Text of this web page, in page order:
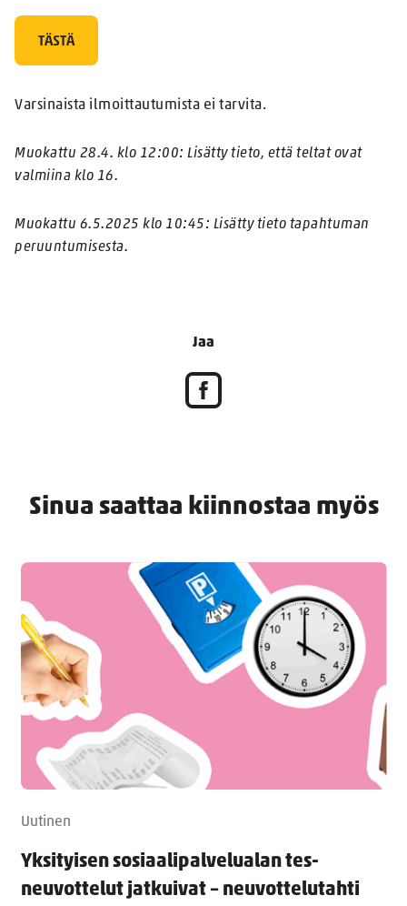
TÄSTÄ
Varsinaista ilmoittautumista ei tarvita.
Muokattu 28.4. klo 12:00: Lisätty tieto, että teltat ovat
valmiina klo 16.
Muokattu 6.5.2025 klo 10:45: Lisätty tieto tapahtuman
peruuntumisesta.
Jaa
Sinua saattaa kiinnostaa myös
Uutinen
Yksityisen sosiaalipalvelualan tes-
neuvottelut jatkuivat – neuvottelutahti